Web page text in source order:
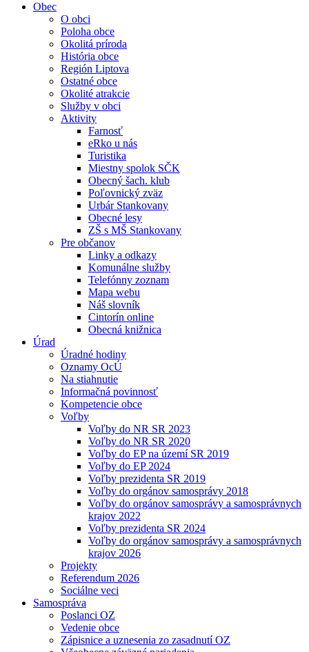
Obec
O obci
Poloha obce
Okolitá príroda
História obce
Región Liptova
Ostatné obce
Okolité atrakcie
Služby v obci
Aktivity
Farnosť
eRko u nás
Turistika
Miestny spolok SČK
Obecný šach. klub
Poľovnický zväz
Urbár Stankovany
Obecné lesy
ZŠ s MŠ Stankovany
Pre občanov
Linky a odkazy
Komunálne služby
Telefónny zoznam
Mapa webu
Náš slovník
Cintorín online
Obecná knižnica
Úrad
Úradné hodiny
Oznamy OcÚ
Na stiahnutie
Informačná povinnosť
Kompetencie obce
Voľby
Voľby do NR SR 2023
Voľby do NR SR 2020
Voľby do EP na území SR 2019
Voľby do EP 2024
Voľby prezidenta SR 2019
Voľby do orgánov samosprávy 2018
Voľby do orgánov samosprávy a samosprávnych
krajov 2022
Voľby prezidenta SR 2024
Voľby do orgánov samosprávy a samosprávnych
krajov 2026
Projekty
Referendum 2026
Sociálne veci
Samospráva
Poslanci OZ
Vedenie obce
Zápisnice a uznesenia zo zasadnutí OZ